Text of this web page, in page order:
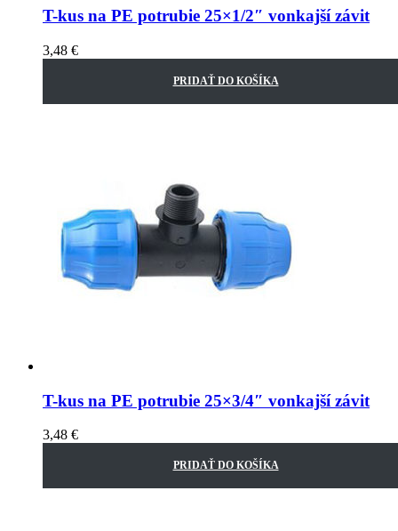
T-kus na PE potrubie 25×1/2″ vonkajší závit
3,48 €
PRIDAŤ DO KOŠÍKA
T-kus na PE potrubie 25×3/4″ vonkajší závit
3,48 €
PRIDAŤ DO KOŠÍKA